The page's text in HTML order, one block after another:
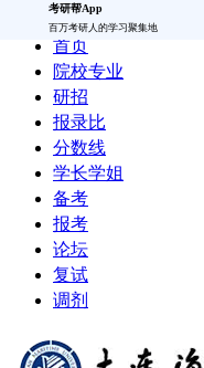
考研帮App
百万考研人的学习聚集地
首页
院校专业
研招
报录比
分数线
学长学姐
备考
报考
论坛
复试
调剂